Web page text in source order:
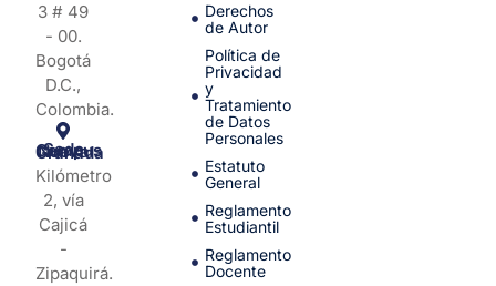
3 # 49
- 00.
Bogotá
D.C.,
Colombia.
Sede Campus Nueva Granada
Kilómetro
2, vía
Cajicá
-
Zipaquirá.
Derechos
de Autor
Política de
Privacidad
y
Tratamiento
de Datos
Personales
Estatuto
General
Reglamento
Estudiantil
Reglamento
Docente